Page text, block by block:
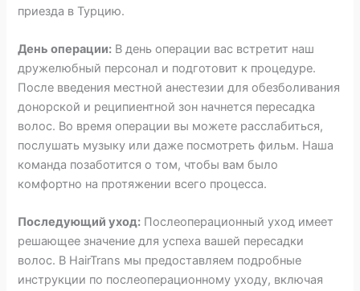
приезда в Турцию.
День операции: В день операции вас встретит наш
дружелюбный персонал и подготовит к процедуре.
После введения местной анестезии для обезболивания
донорской и реципиентной зон начнется пересадка
волос. Во время операции вы можете расслабиться,
послушать музыку или даже посмотреть фильм. Наша
команда позаботится о том, чтобы вам было
комфортно на протяжении всего процесса.
Последующий уход: Послеоперационный уход имеет
решающее значение для успеха вашей пересадки
волос. В HairTrans мы предоставляем подробные
инструкции по послеоперационному уходу, включая